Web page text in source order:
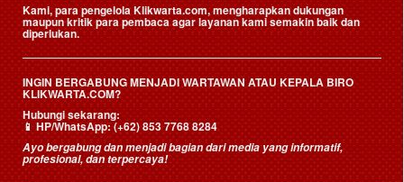
Kami, para pengelola Klikwarta.com, mengharapkan dukungan
maupun kritik para pembaca agar layanan kami semakin baik dan
diperlukan.
INGIN BERGABUNG MENJADI WARTAWAN ATAU KEPALA BIRO
KLIKWARTA.COM?
Hubungi sekarang:
📱HP/WhatsApp:(+62) 853 7768 8284
Ayo bergabung dan menjadi bagian dari media yang informatif,
profesional, dan terpercaya!